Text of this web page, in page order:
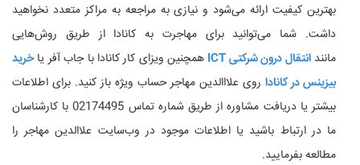
بهترین کیفیت ارائه می‌شود و نیازی به مراجعه به مراکز متعدد نخواهید
داشت. شما می‌توانید برای مهاجرت به کانادا از طریق روش‌هایی
مانندانتقال درون شرکتی ICT همچنین ویزای کار کانادا با جاب آفر یاخرید
بیزینس در کاناداروی علااالدین مهاجر حساب ویژه باز کنید. برای اطلاعات
بیشتر یا دریافت مشاوره از طریق شماره تماس 02174495 با کارشناسان
ما در ارتباط باشید یا اطلاعات موجود در وب‌سایت علاالدین مهاجر را
مطالعه بفرمایید.